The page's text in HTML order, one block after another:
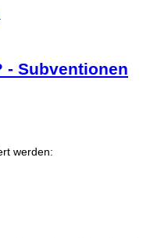
.
- Subventionen
werden: